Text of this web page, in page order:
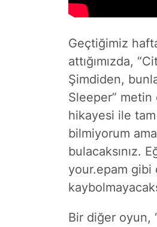
Geçtiğimiz
attığımızda,
Şimdiden,
Sleeper” metin
hikayesi ile tam
bilmiyorum
bulacaksınız.
your.epam gibi
Bir diğer oyun,